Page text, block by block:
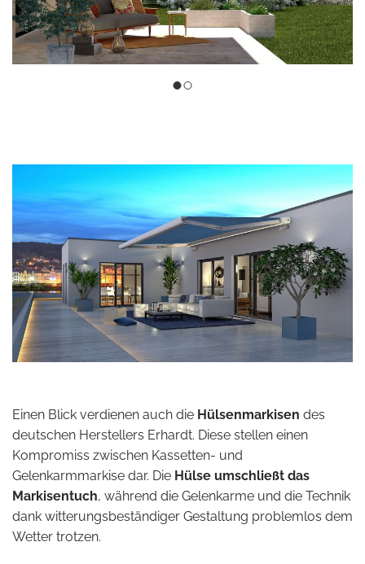
Einen Blick verdienen auch die Hülsenmarkisen des
deutschen Herstellers Erhardt. Diese stellen einen
Kompromiss zwischen Kassetten- und
Gelenkarmmarkise dar. Die Hülse umschließt das
Markisentuch, während die Gelenkarme und die Technik
dank witterungsbeständiger Gestaltung problemlos dem
Wetter trotzen.